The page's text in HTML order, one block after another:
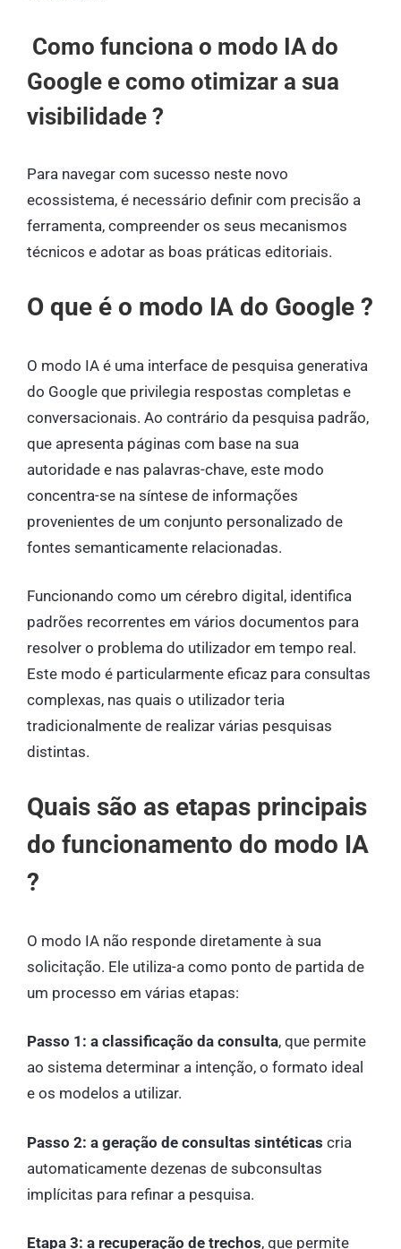
Como funciona o modo IA do
Google e como otimizar a sua
visibilidade ?
Para navegar com sucesso neste novo
ecossistema, é necessário definir com precisão a
ferramenta, compreender os seus mecanismos
técnicos e adotar as boas práticas editoriais.
O que é o modo IA do Google ?
O modo IA é uma interface de pesquisa generativa
do Google que privilegia respostas completas e
conversacionais. Ao contrário da pesquisa padrão,
que apresenta páginas com base na sua
autoridade e nas palavras-chave, este modo
concentra-se na síntese de informações
provenientes de um conjunto personalizado de
fontes semanticamente relacionadas.
Funcionando como um cérebro digital, identifica
padrões recorrentes em vários documentos para
resolver o problema do utilizador em tempo real.
Este modo é particularmente eficaz para consultas
complexas, nas quais o utilizador teria
tradicionalmente de realizar várias pesquisas
distintas.
Quais são as etapas principais
do funcionamento do modo IA
?
O modo IA não responde diretamente à sua
solicitação. Ele utiliza-a como ponto de partida de
um processo em várias etapas:
Passo 1: a classificação da consulta, que permite
ao sistema determinar a intenção, o formato ideal
e os modelos a utilizar.
Passo 2: a geração de consultas sintéticas cria
automaticamente dezenas de subconsultas
implícitas para refinar a pesquisa.
Etapa 3: a recuperação de trechos, que permite